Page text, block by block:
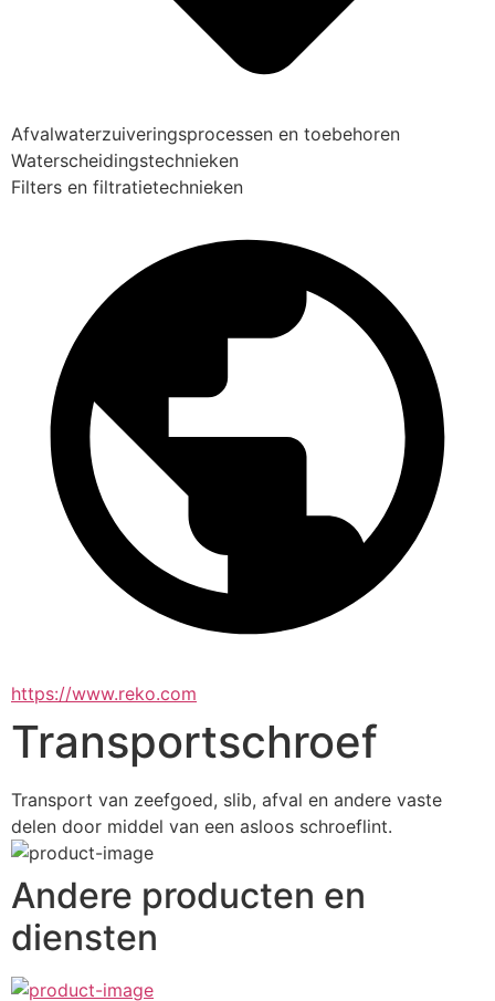
Afvalwaterzuiveringsprocessen en toebehoren
Waterscheidingstechnieken
Filters en filtratietechnieken
https://www.reko.com
Transportschroef
Transport van zeefgoed, slib, afval en andere vaste
delen door middel van een asloos schroeflint.
Andere producten en
diensten